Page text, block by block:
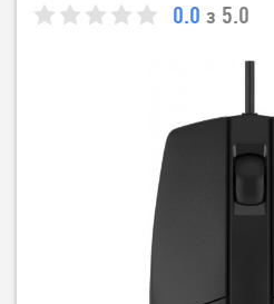
0.0 з 5.0